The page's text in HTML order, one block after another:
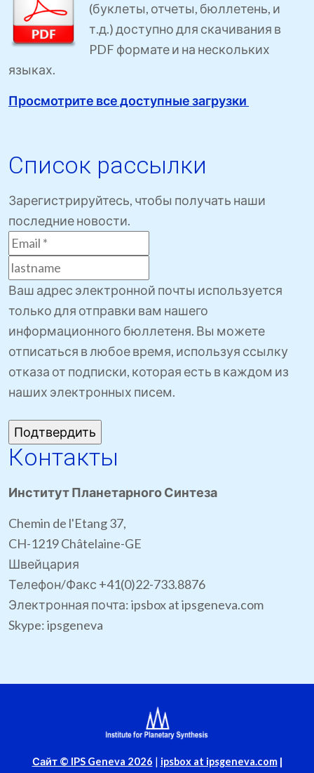
(буклеты, отчеты, бюллетень, и
т.д.) доступно для скачивания в
PDF формате и на нескольких
языках.
Просмотрите все доступные загрузки
Список рассылки
Зарегистрируйтесь, чтобы получать наши
последние новости.
Ваш адрес электронной почты используется
только для отправки вам нашего
информационного бюллетеня. Вы можете
отписаться в любое время, используя ссылку
отказа от подписки, которая есть в каждом из
наших электронных писем.
Контакты
Институт Планетарного Синтеза
Chemin de l'Etang 37,
CH-1219 Châtelaine-GE
Швейцария
Телефон/Факс +41(0)22-733.8876
Электронная почта: ipsbox at ipsgeneva.com
Skype: ipsgeneva
Сайт © IPS Geneva 2026 | ipsbox at ipsgeneva.com|